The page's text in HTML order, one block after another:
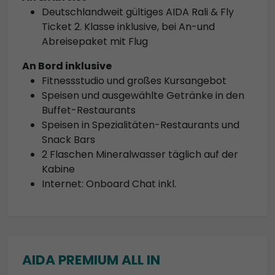
Deutschlandweit gültiges AIDA Rali & Fly
Ticket 2. Klasse inklusive, bei An-und
Abreisepaket mit Flug
An Bord inklusive
Fitnessstudio und großes Kursangebot
Speisen und ausgewählte Getränke in den
Buffet-Restaurants
Speisen in Spezialitäten-Restaurants und
Snack Bars
2 Flaschen Mineralwasser täglich auf der
Kabine
Internet: Onboard Chat inkl.
AIDA PREMIUM ALL IN